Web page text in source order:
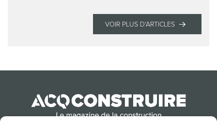
VOIR PLUS D'ARTICLES